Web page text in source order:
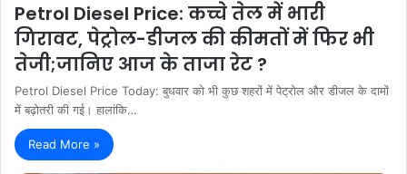
Petrol Diesel Price: कच्चे तेल में भारी
गिरावट, पेट्रोल-डीजल की कीमतों में फिर भी
तेजी;जानिए आज के ताजा रेट ?
Petrol Diesel Price Today: बुधवार को भी कुछ शहरों में पेट्रोल और डीजल के दामों
में बढ़ोतरी की गई। हालांकि…
Read More »